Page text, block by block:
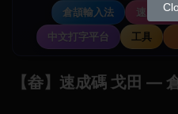
倉頡輸入法
速成輸
中文打字平台
工具
【畚】速成碼 戈田 —